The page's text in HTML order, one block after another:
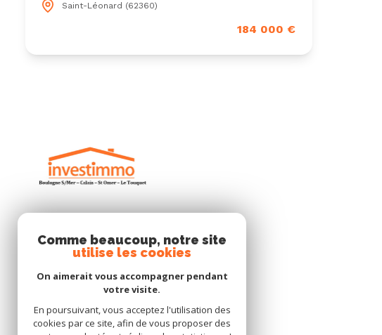
Saint-Léonard (62360)
184 000 €
INVESTIMMO
investimmo@wanadoo.fr
62230 Outreau
Comme beaucoup, notre site
utilise les cookies
On aimerait vous accompagner pendant
votre visite.
En poursuivant, vous acceptez l'utilisation des
cookies par ce site, afin de vous proposer des